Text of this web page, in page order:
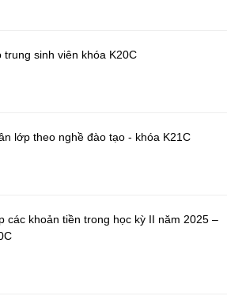
trung sinh viên khóa K20C
lớp theo nghề đào tạo - khóa K21C
các khoản tiền trong học kỳ II năm 2025 –